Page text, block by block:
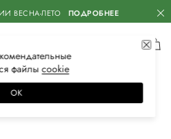
ВЕСНА-ЛЕТО ПОДРОБНЕЕ
Бижутерия Кольца
файлысооkiе
ОК